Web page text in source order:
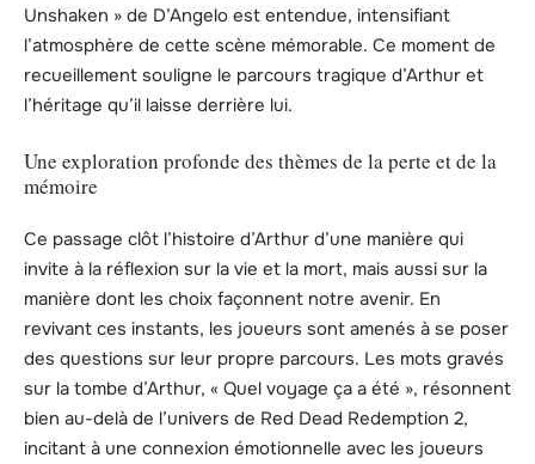
Unshaken » de D’Angelo est entendue, intensifiant
l’atmosphère de cette scène mémorable. Ce moment de
recueillement souligne le parcours tragique d’Arthur et
l’héritage qu’il laisse derrière lui.
Une exploration profonde des thèmes de la perte et de la
mémoire
Ce passage clôt l’histoire d’Arthur d’une manière qui
invite à la réflexion sur la vie et la mort, mais aussi sur la
manière dont les choix façonnent notre avenir. En
revivant ces instants, les joueurs sont amenés à se poser
des questions sur leur propre parcours. Les mots gravés
sur la tombe d’Arthur, « Quel voyage ça a été », résonnent
bien au-delà de l’univers de Red Dead Redemption 2,
incitant à une connexion émotionnelle avec les joueurs